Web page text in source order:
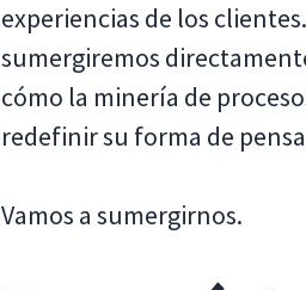
experiencias de los
sumergiremos
cómo la minería de
redefinir su forma de
Vamos a sumergirnos.